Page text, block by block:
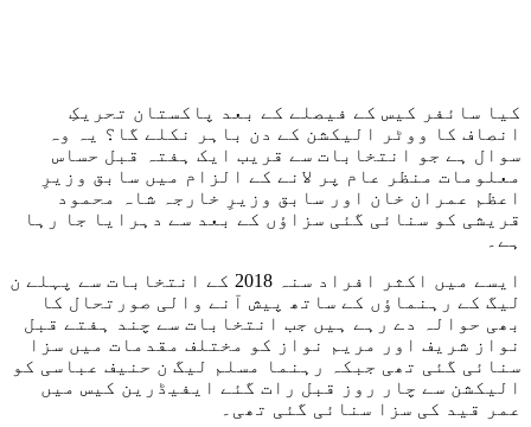
کیا سائفر کیس کے فیصلے کے بعد پاکستان تحریکِ
انصاف کا ووٹر الیکشن کے دن باہر نکلے گا؟ یہ وہ
سوال ہے جو انتخابات سے قریب ایک ہفتہ قبل حساس
معلومات منظر عام پر لانے کے الزام میں سابق وزیرِ
اعظم عمران خان اور سابق وزیرِ خارجہ شاہ محمود
قریشی کو سنائی گئی سزاؤں کے بعد سے دہرایا جا رہا
ہے۔
ایسے میں اکثر افراد سنہ 2018 کے انتخابات سے پہلے ن
لیگ کے رہنماؤں کے ساتھ پیش آنے والی صورتحال کا
بھی حوالہ دے رہے ہیں جب انتخابات سے چند ہفتے قبل
نواز شریف اور مریم نواز کو مختلف مقدمات میں سزا
سنائی گئی تھی جبکہ رہنما مسلم لیگ ن حنیف عباسی کو
الیکشن سے چار روز قبل رات گئے ایفیڈرین کیس میں
عمر قید کی سزا سنائی گئی تھی۔